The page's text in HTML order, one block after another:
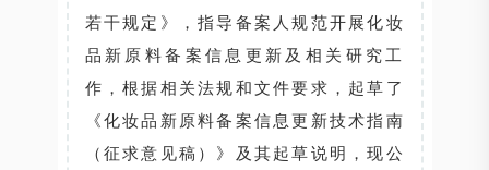
若干规定》，指导备案人规范开展化妆
品新原料备案信息更新及相关研究工
作，根据相关法规和文件要求，起草了
《化妆品新原料备案信息更新技术指南
（征求意见稿）》及其起草说明，现公